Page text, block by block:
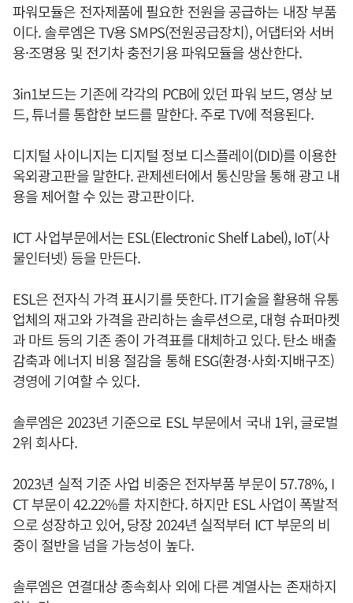
파워모듈은 전자제품에 필요한 전원을 공급하는 내장 부품
이다. 솔루엠은 TV용 SMPS(전원공급장치), 어댑터와 서버
용·조명용 및 전기차 충전기용 파워모듈을 생산한다.
3in1보드는 기존에 각각의 PCB에 있던 파워 보드, 영상 보
드, 튜너를 통합한 보드를 말한다. 주로 TV에 적용된다.
디지털 사이니지는 디지털 정보 디스플레이(DID)를 이용한
옥외광고판을 말한다. 관제센터에서 통신망을 통해 광고 내
용을 제어할 수 있는 광고판이다.
ICT 사업부문에서는 ESL(Electronic Shelf Label), IoT(사
물인터넷) 등을 만든다.
ESL은 전자식 가격 표시기를 뜻한다. IT기술을 활용해 유통
업체의 재고와 가격을 관리하는 솔루션으로, 대형 슈퍼마켓
과 마트 등의 기존 종이 가격표를 대체하고 있다. 탄소 배출
감축과 에너지 비용 절감을 통해 ESG(환경·사회·지배구조)
경영에 기여할 수 있다.
솔루엠은 2023년 기준으로 ESL 부문에서 국내 1위, 글로벌
2위 회사다.
2023년 실적 기준 사업 비중은 전자부품 부문이 57.78%, I
CT 부문이 42.22%를 차지한다. 하지만 ESL 사업이 폭발적
으로 성장하고 있어, 당장 2024년 실적부터 ICT 부문의 비
중이 절반을 넘을 가능성이 높다.
솔루엠은 연결대상 종속회사 외에 다른 계열사는 존재하지